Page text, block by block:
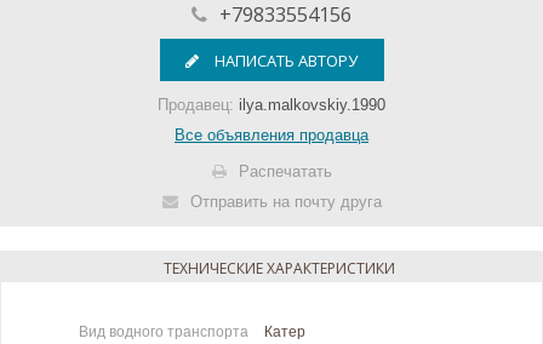
+79833554156
НАПИСАТЬ АВТОРУ
Продавец: ilya.malkovskiy.1990
Все объявления продавца
Распечатать
Отправить на почту друга
ТЕХНИЧЕСКИЕ ХАРАКТЕРИСТИКИ
Вид водного транспорта
Катер